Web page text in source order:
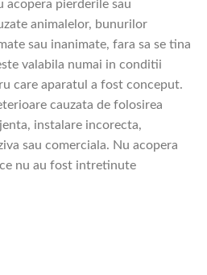
acopera pierderile sau
animalelor, bunurilor
sau inanimate, fara sa se tina
valabila numai in conditii
care aparatul a fost conceput.
cauzata de folosirea
instalare incorecta,
sau comerciala. Nu acopera
nu au fost intretinute